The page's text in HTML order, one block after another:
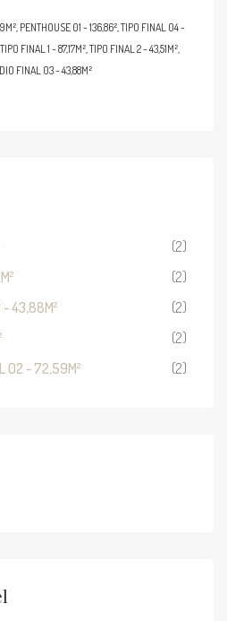
PENTHOUSE 01 - 136,86², TIPO FINAL 04 -
FINAL 1 - 87,17M², TIPO FINAL 2 - 43,51M²,
FINAL 03 - 43,88M²
(2)
(2)
- 43,88M²
(2)
(2)
02 - 72,59M²
(2)